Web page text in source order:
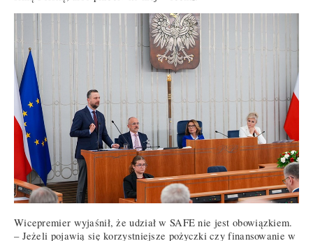
Wicepremier wyjaśnił, że udział w SAFE nie jest obowiązkiem.
– Jeżeli pojawią się korzystniejsze pożyczki czy finansowanie w